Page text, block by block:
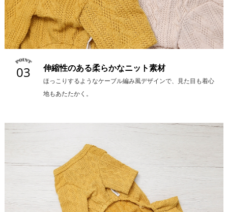
03 伸縮性のある柔らかなニット素材
ほっこりするようなケーブル編み風デザインで、見た目も着心
地もあたたかく。